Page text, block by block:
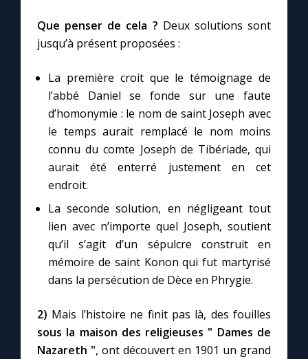
À la une
1000 Raisons de Croire
Chapelet pour le monde
Contact
Faire un don
Marie de Nazareth
Que penser de cela ? Deux solutions sont
jusqu’à présent proposées :
La première croit que le témoignage de
l’abbé Daniel se fonde sur une faute
d’homonymie : le nom de saint Joseph avec
le temps aurait remplacé le nom moins
connu du comte Joseph de Tibériade, qui
aurait été enterré justement en cet
endroit.
La seconde solution, en négligeant tout
lien avec n’importe quel Joseph, soutient
qu’il s’agit d’un sépulcre construit en
mémoire de saint Konon qui fut martyrisé
dans la persécution de Dèce en Phrygie.
2) Mais l’histoire ne finit pas là, des fouilles
sous la maison des religieuses " Dames de
Nazareth ", ont découvert en 1901 un grand